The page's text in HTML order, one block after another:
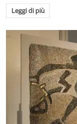
Leggi di più